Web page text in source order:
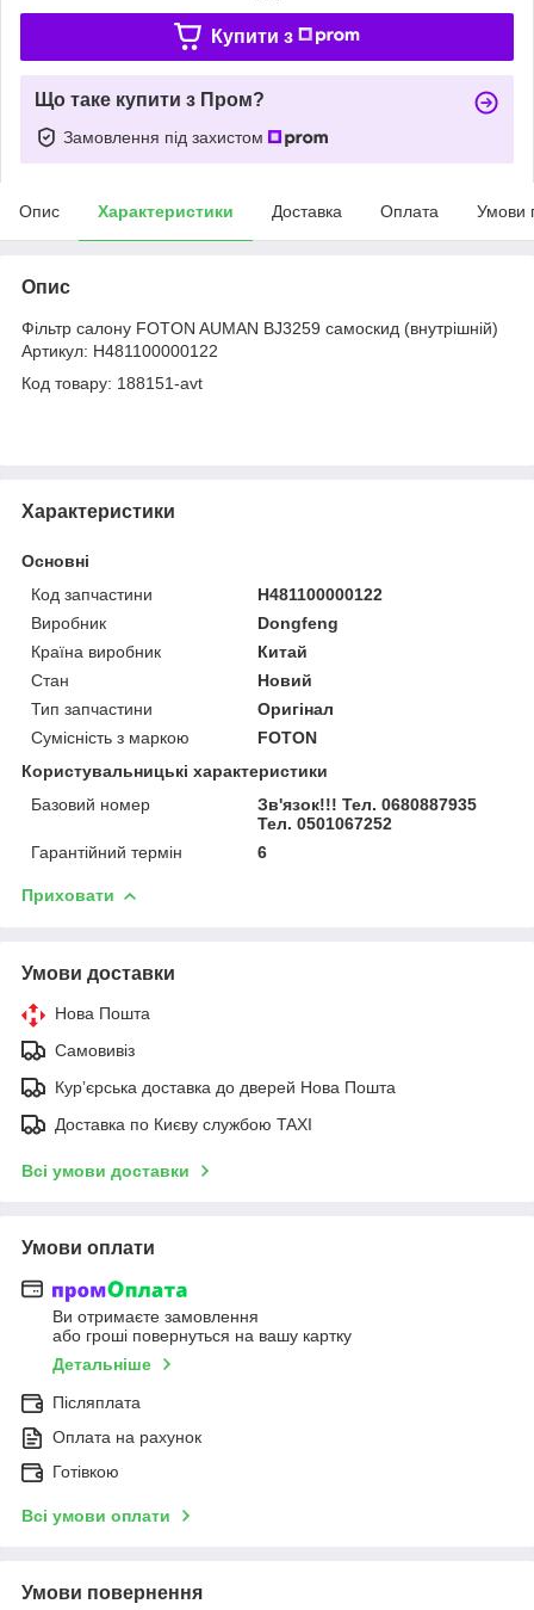
Купити з
Що таке купити з Пром?
Замовлення під захистом
Опис Характеристики Доставка Оплата Умови
Опис
Фільтр салону FOTON AUMAN BJ3259 самоскид (внутрішній)
Артикул: H481100000122
Код товару: 188151-avt
Характеристики
Основні
Код запчастини
H481100000122
Виробник
Dongfeng
Країна виробник
Китай
Стан
Новий
Тип запчастини
Оригінал
Сумісність з маркою
FOTON
Користувальницькі характеристики
Базовий номер
Зв'язок!!! Тел. 0680887935
Тел. 0501067252
Гарантійний термін
6
Приховати
Умови доставки
Нова Пошта
Самовивіз
Курʼєрська доставка до дверей Нова Пошта
Доставка по Києву службою TAXI
Всі умови доставки
Умови оплати
Ви отримаєте замовлення
або гроші повернуться на вашу картку
Детальніше
Післяплата
Оплата на рахунок
Готівкою
Всі умови оплати
Умови повернення